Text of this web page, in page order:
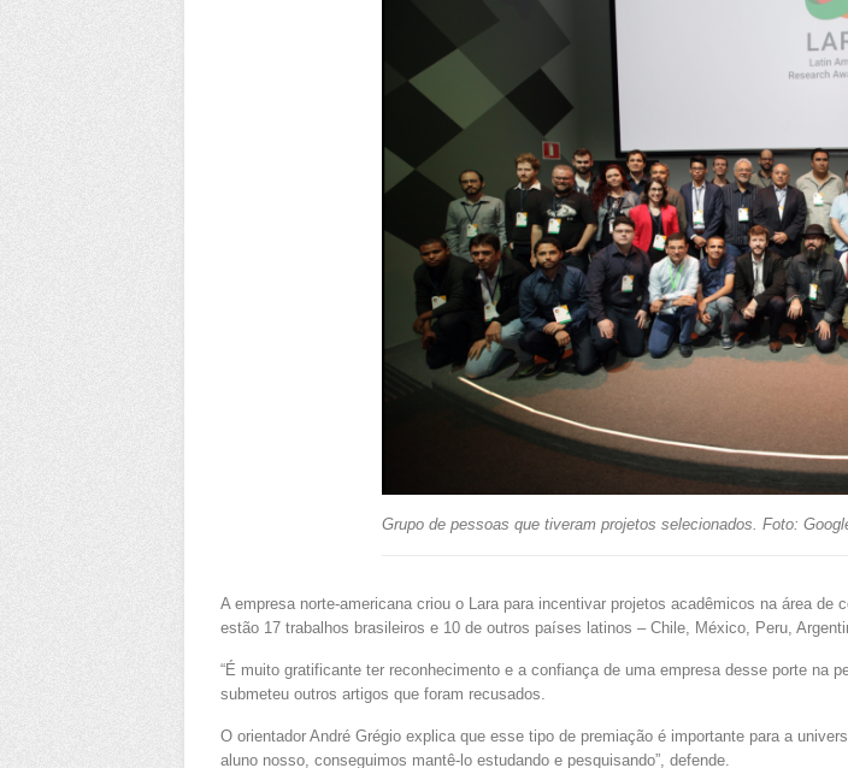
Grupo de pessoas que tiveram projetos selecionados. Foto:
A empresa norte-americana criou o Lara para incentivar projetos acadêmicos na área
estão 17 trabalhos brasileiros e 10 de outros países latinos – Chile, México, Peru,
“É muito gratificante ter reconhecimento e a confiança de uma empresa desse porte na
submeteu outros artigos que foram recusados.
O orientador André Grégio explica que esse tipo de premiação é importante para a
aluno nosso, conseguimos mantê-lo estudando e pesquisando”, defende.